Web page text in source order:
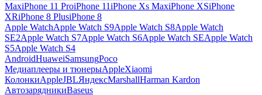
MaxiPhone 11 ProiPhone 11iPhone Xs MaxiPhone XSiPhone
XRiPhone 8 PlusiPhone 8
Apple WatchApple Watch S9Apple Watch S8Apple Watch
SE2Apple Watch S7Apple Watch S6Apple Watch SEApple Watch
S5Apple Watch S4
AndroidHuaweiSamsungPoco
Медиаплееры и тюнерыAppleXiaomi
КолонкиAppleJBLЯндексMarshallHarman Kardon
АвтозарядникиBaseus